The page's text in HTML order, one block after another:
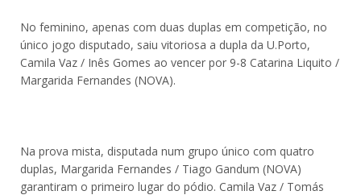
No feminino, apenas com duas duplas em competição, no
único jogo disputado, saiu vitoriosa a dupla da U.Porto,
Camila Vaz / Inês Gomes ao vencer por 9-8 Catarina Liquito /
Margarida Fernandes (NOVA).
Na prova mista, disputada num grupo único com quatro
duplas, Margarida Fernandes / Tiago Gandum (NOVA)
garantiram o primeiro lugar do pódio. Camila Vaz / Tomás